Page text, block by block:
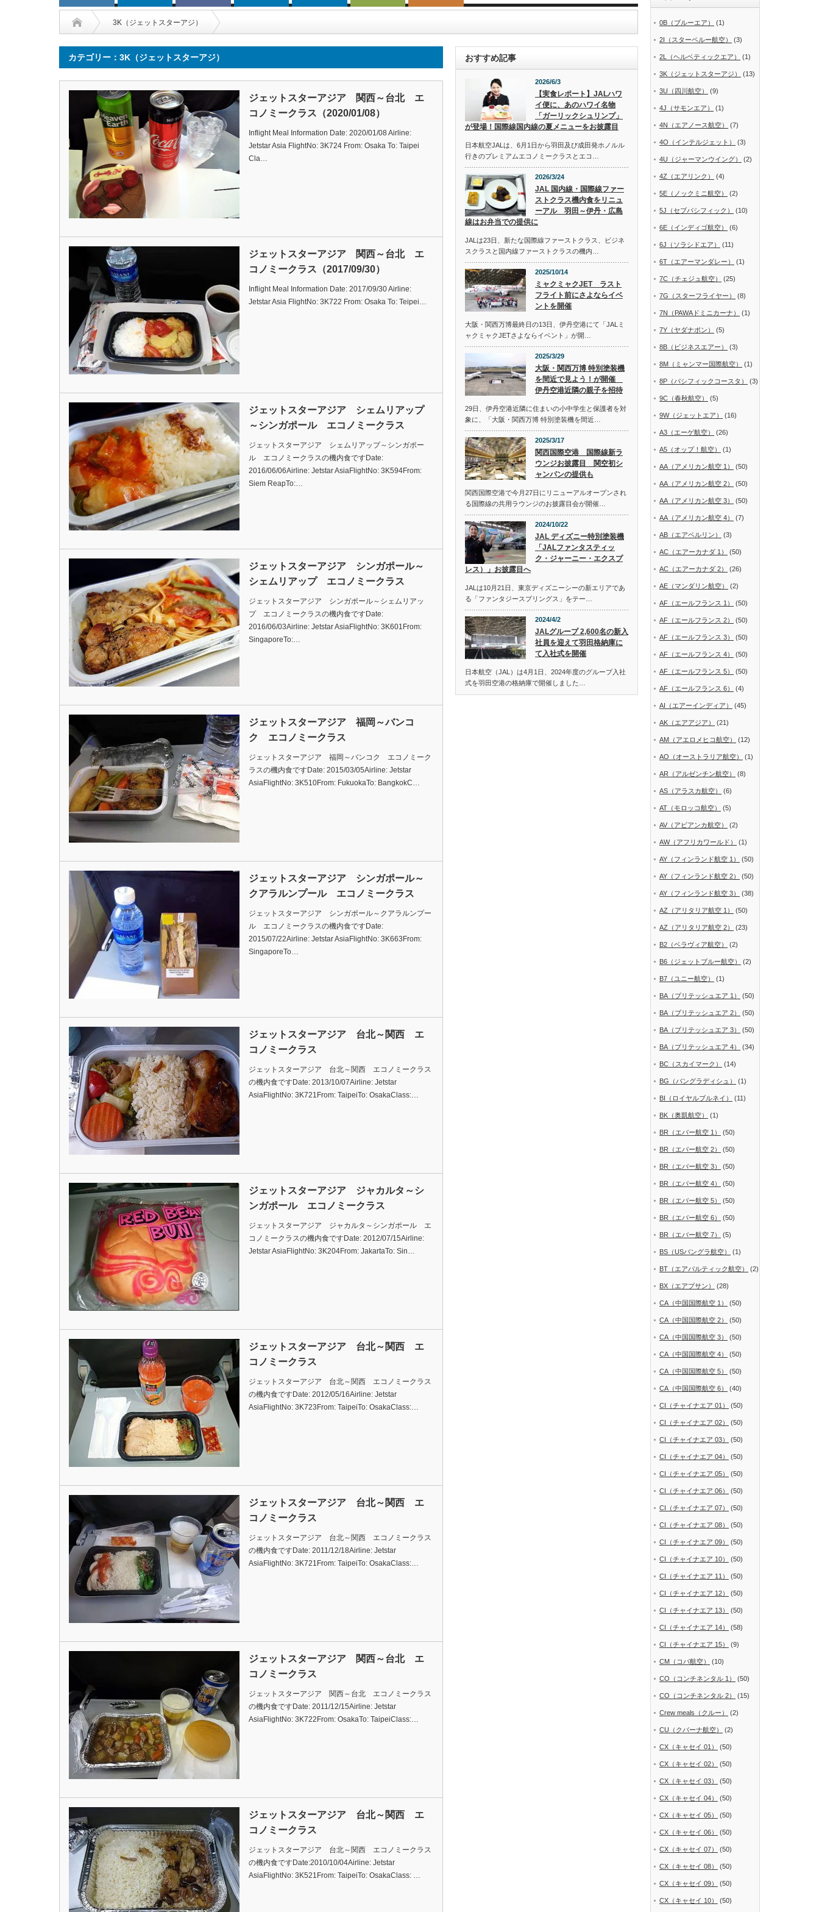
3K（ジェットスターアジ）
カテゴリー：3K（ジェットスターアジ）
ジェットスターアジア 関西～台北 エ
コノミークラス（2020/01/08）
Inflight Meal Information Date: 2020/01/08 Airline:
Jetstar Asia FlightNo: 3K724 From: Osaka To: Taipei
Cla…
ジェットスターアジア 関西～台北 エ
コノミークラス（2017/09/30）
Inflight Meal Information Date: 2017/09/30 Airline:
Jetstar Asia FlightNo: 3K722 From: Osaka To: Teipei…
ジェットスターアジア シェムリアップ
～シンガポール エコノミークラス
ジェットスターアジア シェムリアップ～シンガポー
ル エコノミークラスの機内食ですDate:
2016/06/06Airline: Jetstar AsiaFlightNo: 3K594From:
Siem ReapTo:…
ジェットスターアジア シンガポール～
シェムリアップ エコノミークラス
ジェットスターアジア シンガポール～シェムリアッ
プ エコノミークラスの機内食ですDate:
2016/06/03Airline: Jetstar AsiaFlightNo: 3K601From:
SingaporeTo:…
ジェットスターアジア 福岡～バンコ
ク エコノミークラス
ジェットスターアジア 福岡～バンコク エコノミーク
ラスの機内食ですDate: 2015/03/05Airline: Jetstar
AsiaFlightNo: 3K510From: FukuokaTo: BangkokC…
ジェットスターアジア シンガポール～
クアラルンプール エコノミークラス
ジェットスターアジア シンガポール～クアラルンプー
ル エコノミークラスの機内食ですDate:
2015/07/22Airline: Jetstar AsiaFlightNo: 3K663From:
SingaporeTo…
ジェットスターアジア 台北～関西 エ
コノミークラス
ジェットスターアジア 台北～関西 エコノミークラス
の機内食ですDate: 2013/10/07Airline: Jetstar
AsiaFlightNo: 3K721From: TaipeiTo: OsakaClass:…
ジェットスターアジア ジャカルタ～シ
ンガポール エコノミークラス
ジェットスターアジア ジャカルタ～シンガポール エ
コノミークラスの機内食ですDate: 2012/07/15Airline:
Jetstar AsiaFlightNo: 3K204From: JakartaTo: Sin…
ジェットスターアジア 台北～関西 エ
コノミークラス
ジェットスターアジア 台北～関西 エコノミークラス
の機内食ですDate: 2012/05/16Airline: Jetstar
AsiaFlightNo: 3K723From: TaipeiTo: OsakaClass:…
ジェットスターアジア 台北～関西 エ
コノミークラス
ジェットスターアジア 台北～関西 エコノミークラス
の機内食ですDate: 2011/12/18Airline: Jetstar
AsiaFlightNo: 3K721From: TaipeiTo: OsakaClass:…
ジェットスターアジア 関西～台北 エ
コノミークラス
ジェットスターアジア 関西～台北 エコノミークラス
の機内食ですDate: 2011/12/15Airline: Jetstar
AsiaFlightNo: 3K722From: OsakaTo: TaipeiClass:…
ジェットスターアジア 台北～関西 エ
コノミークラス
ジェットスターアジア 台北～関西 エコノミークラス
の機内食ですDate:2010/10/04Airline: Jetstar
AsiaFlightNo: 3K521From: TaipeiTo: OsakaClass: …
おすすめ記事
2026/6/3
【実食レポート】JALハワ
イ便に、あのハワイ名物
「ガーリックシュリンプ」
が登場！国際線国内線の夏メニューをお披露目
日本航空JALは、6月1日から羽田及び成田発ホノルル
行きのプレミアムエコノミークラスとエコ…
2026/3/24
JAL 国内線・国際線ファー
ストクラス機内食をリニュ
ーアル 羽田～伊丹・広島
線はお弁当での提供に
JALは23日、新たな国際線ファーストクラス、ビジネ
スクラスと国内線ファーストクラスの機内…
2025/10/14
ミャクミャクJET ラスト
フライト前にさよならイベ
ントを開催
大阪・関西万博最終日の13日、伊丹空港にて「JALミ
ャクミャクJETさよならイベント」が開…
2025/3/29
大阪・関西万博 特別塗装機
を間近で見よう！が開催
伊丹空港近隣の親子を招待
29日、伊丹空港近隣に住まいの小中学生と保護者を対
象に、「大阪・関西万博 特別塗装機を間近…
2025/3/17
関西国際空港 国際線新ラ
ウンジお披露目 関空初シ
ャンパンの提供も
関西国際空港で今月27日にリニューアルオープンされ
る国際線の共用ラウンジのお披露目会が開催…
2024/10/22
JAL ディズニー特別塗装機
「JALファンタスティッ
ク・ジャーニー・エクスプ
レス）」お披露目へ
JALは10月21日、東京ディズニーシーの新エリアであ
る「ファンタジースプリングス」をテー…
2024/4/2
JALグループ 2,600名の新入
社員を迎えて羽田格納庫に
て入社式を開催
日本航空（JAL）は4月1日、2024年度のグループ入社
式を羽田空港の格納庫で開催しました…
0B（ブルーエア） (1)
2I（スターペルー航空） (3)
2L（ヘルベティックエア） (1)
3K（ジェットスターアジ） (13)
3U（四川航空） (9)
4J（サモンエア） (1)
4N（エアノース航空） (7)
4O（インテルジェット） (3)
4U（ジャーマンウイング） (2)
4Z（エアリンク） (4)
5E（ノックミニ航空） (2)
5J（セブパシフィック） (10)
6E（インディゴ航空） (6)
6J（ソラシドエア） (11)
6T（エアーマンダレー） (1)
7C（チェジュ航空） (25)
7G（スターフライヤー） (8)
7N（PAWAドミニカーナ） (1)
7Y（ヤダナポン） (5)
8B（ビジネスエアー） (3)
8M（ミャンマー国際航空） (1)
8P（パシフィックコースタ） (3)
9C（春秋航空） (5)
9W（ジェットエア） (16)
A3（エーゲ航空） (26)
A5（オップ！航空） (1)
AA（アメリカン航空 1） (50)
AA（アメリカン航空 2） (50)
AA（アメリカン航空 3） (50)
AA（アメリカン航空 4） (7)
AB（エアベルリン） (3)
AC（エアーカナダ 1） (50)
AC（エアーカナダ 2） (26)
AE（マンダリン航空） (2)
AF（エールフランス 1） (50)
AF（エールフランス 2） (50)
AF（エールフランス 3） (50)
AF（エールフランス 4） (50)
AF（エールフランス 5） (50)
AF（エールフランス 6） (4)
AI（エアーインディア） (45)
AK（エアアジア） (21)
AM（アエロメヒコ航空） (12)
AO（オーストラリア航空） (1)
AR（アルゼンチン航空） (8)
AS（アラスカ航空） (6)
AT（モロッコ航空） (5)
AV（アビアンカ航空） (2)
AW（アフリカワールド） (1)
AY（フィンランド航空 1） (50)
AY（フィンランド航空 2） (50)
AY（フィンランド航空 3） (38)
AZ（アリタリア航空 1） (50)
AZ（アリタリア航空 2） (23)
B2（ベラヴィア航空） (2)
B6（ジェットブルー航空） (2)
B7（ユニー航空） (1)
BA（ブリテッシュエア 1） (50)
BA（ブリテッシュエア 2） (50)
BA（ブリテッシュエア 3） (50)
BA（ブリテッシュエア 4） (34)
BC（スカイマーク） (14)
BG（バングラディシュ） (1)
BI（ロイヤルブルネイ） (11)
BK（奥凱航空） (1)
BR（エバー航空 1） (50)
BR（エバー航空 2） (50)
BR（エバー航空 3） (50)
BR（エバー航空 4） (50)
BR（エバー航空 5） (50)
BR（エバー航空 6） (50)
BR（エバー航空 7） (5)
BS（USバングラ航空） (1)
BT（エアバルティック航空） (2)
BX（エアプサン） (28)
CA（中国国際航空 1） (50)
CA（中国国際航空 2） (50)
CA（中国国際航空 3） (50)
CA（中国国際航空 4） (50)
CA（中国国際航空 5） (50)
CA（中国国際航空 6） (40)
CI（チャイナエア 01） (50)
CI（チャイナエア 02） (50)
CI（チャイナエア 03） (50)
CI（チャイナエア 04） (50)
CI（チャイナエア 05） (50)
CI（チャイナエア 06） (50)
CI（チャイナエア 07） (50)
CI（チャイナエア 08） (50)
CI（チャイナエア 09） (50)
CI（チャイナエア 10） (50)
CI（チャイナエア 11） (50)
CI（チャイナエア 12） (50)
CI（チャイナエア 13） (50)
CI（チャイナエア 14） (58)
CI（チャイナエア 15） (9)
CM（コパ航空） (10)
CO（コンチネンタル 1） (50)
CO（コンチネンタル 2） (15)
Crew meals（クルー） (2)
CU（クバーナ航空） (2)
CX（キャセイ 01） (50)
CX（キャセイ 02） (50)
CX（キャセイ 03） (50)
CX（キャセイ 04） (50)
CX（キャセイ 05） (50)
CX（キャセイ 06） (50)
CX（キャセイ 07） (50)
CX（キャセイ 08） (50)
CX（キャセイ 09） (50)
CX（キャセイ 10） (50)